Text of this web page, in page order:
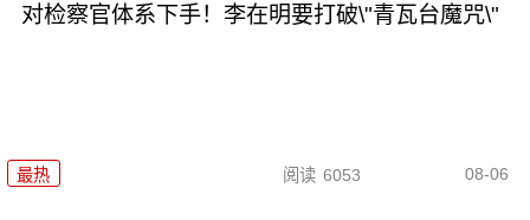
对检察官体系下手！李在明要打破\"青瓦台魔咒\"
最热 阅读 6053 08-06